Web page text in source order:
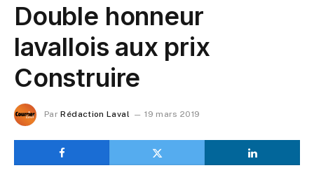
Double honneur
lavallois aux prix
Construire
Par Rédaction Laval 19 mars 2019